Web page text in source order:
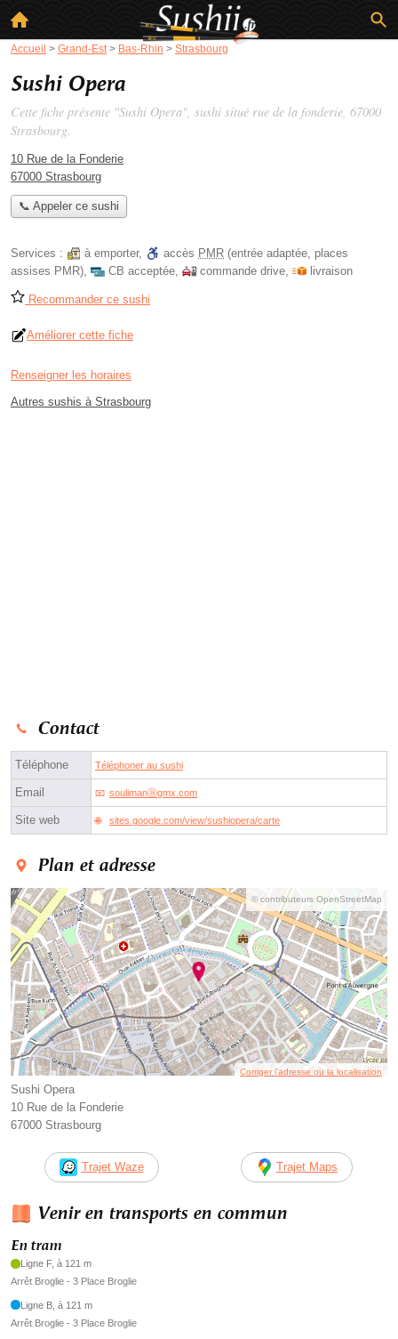
Accueil > Grand-Est > Bas-Rhin > Strasbourg
Sushi Opera
Cette fiche présente "Sushi Opera", sushi situé rue de la fonderie, 67000
Strasbourg.
10 Rue de la Fonderie
67000 Strasbourg
📞 Appeler ce sushi
Services : à emporter, accès PMR (entrée adaptée, places
assises PMR), CB acceptée, commande drive, livraison
Recommander ce sushi
Améliorer cette fiche
Renseigner les horaires
Autres sushis à Strasbourg
Contact
Téléphone Téléphoner au sushi
Email soulimanⓐgmx.com
Site web sites.google.com/view/sushiopera/carte
Plan et adresse
© contributeurs OpenStreetMap
Corriger l’adresse ou la localisation
Sushi Opera
10 Rue de la Fonderie
67000 Strasbourg
Trajet Waze Trajet Maps
Venir en transports en commun
En tram
Ligne F, à 121 m
Arrêt Broglie - 3 Place Broglie
Ligne B, à 121 m
Arrêt Broglie - 3 Place Broglie